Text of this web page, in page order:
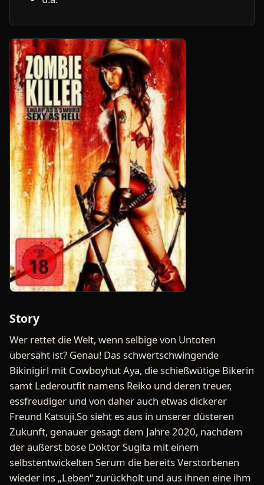
Story
Wer rettet die Welt, wenn selbige von Untoten
übersäht ist? Genau! Das schwertschwingende
Bikinigirl mit Cowboyhut Aya, die schießwütige Bikerin
samt Lederoutfit namens Reiko und deren treuer,
essfreudiger und von daher auch etwas dickerer
Freund Katsuji.So sieht es aus in unserer düsteren
Zukunft, genauer gesagt dem Jahre 2020, nachdem
der äußerst böse Doktor Sugita mit einem
selbstentwickelten Serum die bereits Verstorbenen
wieder ins „Leben“ zurückholt und aus ihnen eine ihm